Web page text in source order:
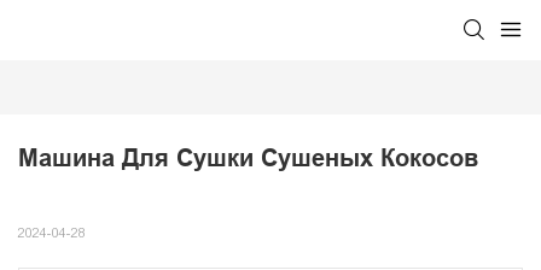
Машина Для Сушки Сушеных Кокосов
2024-04-28